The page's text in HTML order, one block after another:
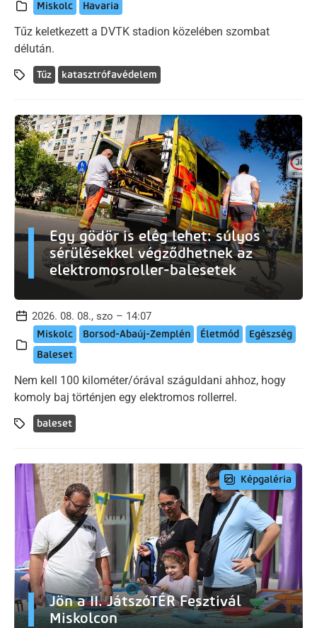
Miskolc Havaria
Tűz keletkezett a DVTK stadion közelében szombat
délután.
Tűz katasztrófavédelem
Egy gödör is elég lehet: súlyos
sérülésekkel végződhetnek az
elektromosroller-balesetek
2026. 08. 08., szo – 14:07
Miskolc Borsod-Abaúj-Zemplén Életmód
Egészség
Baleset
Nem kell 100 kilométer/órával száguldani ahhoz, hogy
komoly baj történjen egy elektromos rollerrel.
baleset
Képgaléria
Jön a II. JátszóTÉR Fesztivál
Miskolcon